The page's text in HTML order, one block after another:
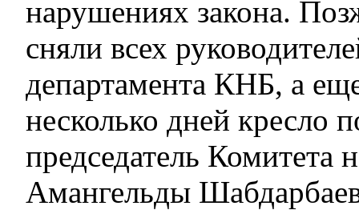
нарушениях закона.
сняли всех
департамента КНБ, а
несколько дней кресло
председатель Комитета
Амангельды